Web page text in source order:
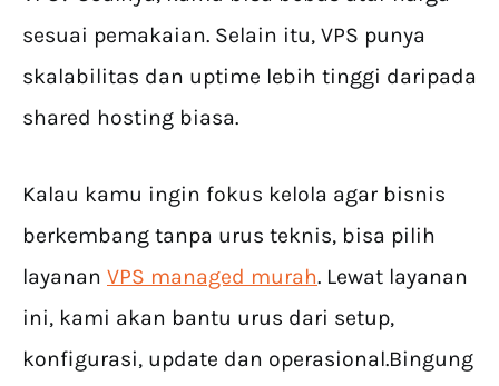
sesuai pemakaian. Selain itu, VPS punya
skalabilitas dan uptime lebih tinggi daripada
shared hosting biasa.
Kalau kamu ingin fokus kelola agar bisnis
berkembang tanpa urus teknis, bisa pilih
layanan VPS managed murah. Lewat layanan
ini, kami akan bantu urus dari setup,
konfigurasi, update dan operasional.Bingung